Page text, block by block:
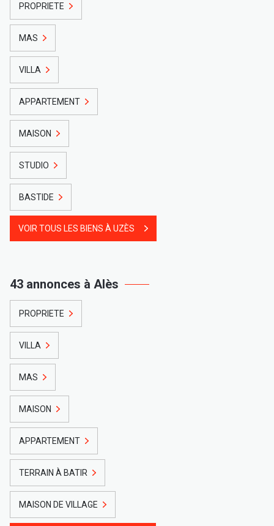
PROPRIETE
MAS
VILLA
APPARTEMENT
MAISON
STUDIO
BASTIDE
VOIR TOUS LES BIENS À UZÈS
43 annonces à Alès
PROPRIETE
VILLA
MAS
MAISON
APPARTEMENT
TERRAIN À BATIR
MAISON DE VILLAGE